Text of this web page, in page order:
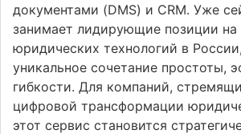
документами (DMS) и CRM. Уже
занимает лидирующие позиции на
юридических технологий в
уникальное сочетание простоты,
гибкости. Для компаний,
цифровой трансформации
этот сервис становится